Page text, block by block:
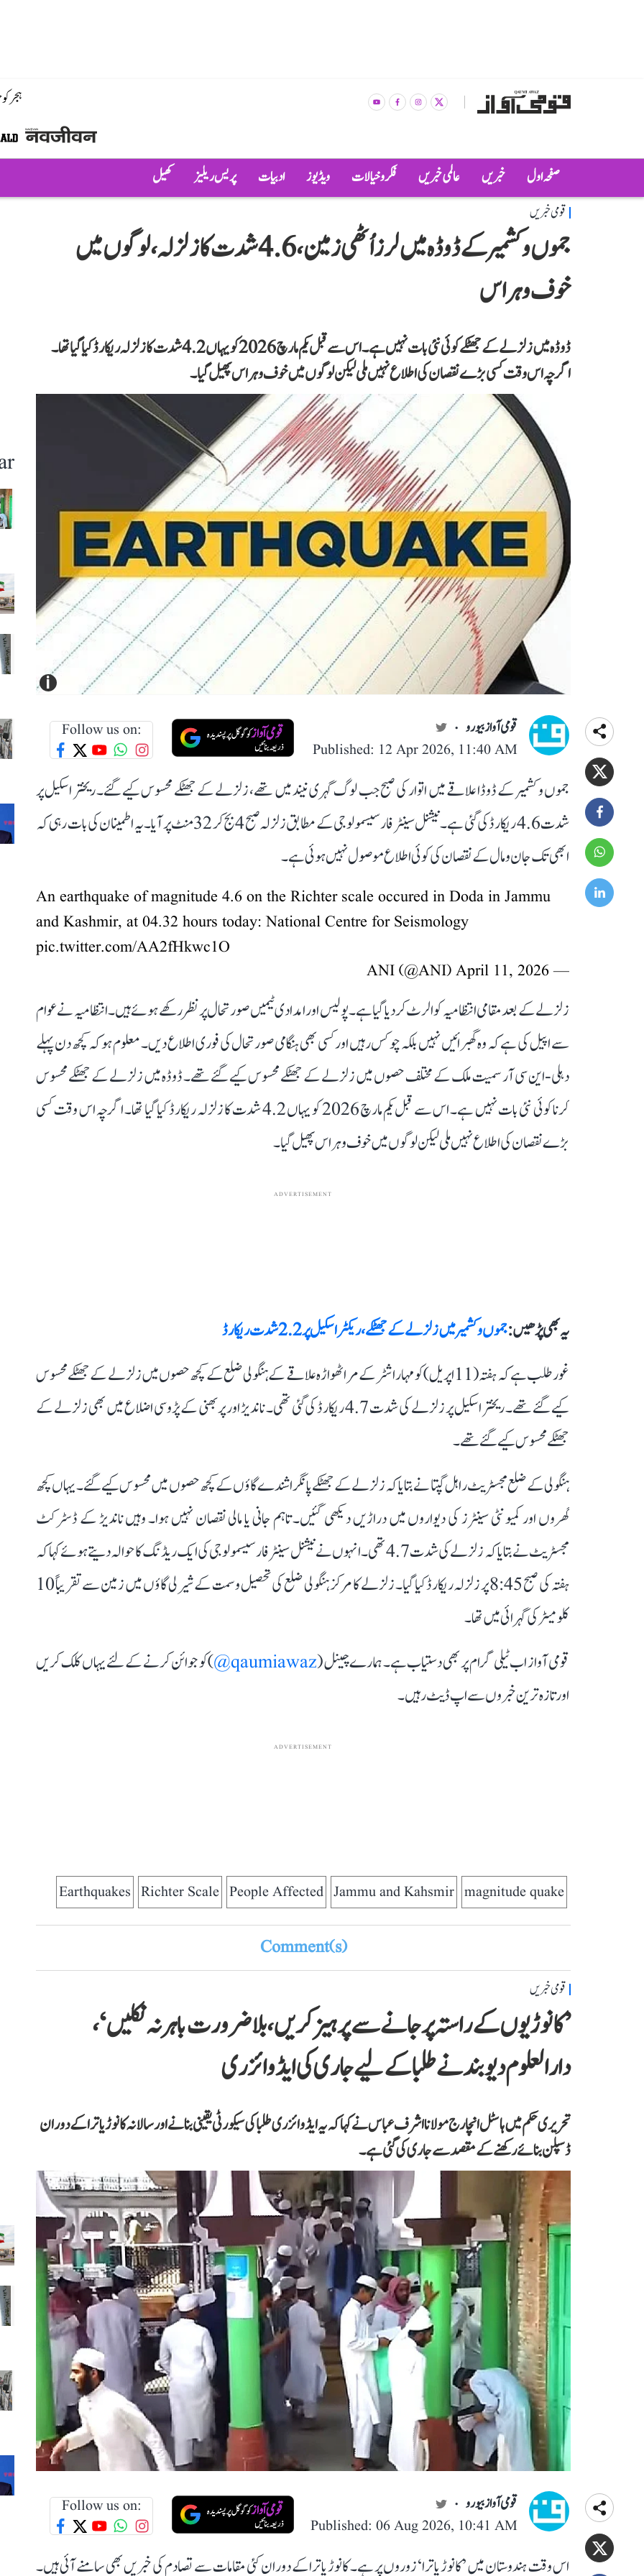
ہجر
صفحہ اول خبریں عالمی خبریں فکر و خیالات ویڈیوز ادبیات پریس ریلیز کھیل
قومی خبریں
جموں وکشمیر کے ڈوڈہ میں لرز اُٹھی زمین، 4.6 شدت کا زلزلہ، لوگوں میں
خوف وہراس
ڈوڈہ میں زلزلے کے جھٹکے کوئی نئی بات نہیں ہے۔ اس سے قبل یکم مارچ 2026 کو یہاں 4.2 شدت کا زلزلہ ریکارڈ کیا گیا تھا۔
اگرچہ اس وقت کسی بڑے نقصان کی اطلاع نہیں ملی لیکن لوگوں میں خوف وہراس پھیل گیا۔
i
قومی آواز بیورو
Published: 12 Apr 2026, 11:40 AM
Follow us on:
جموں و کشمیر کے ڈوڈا علاقے میں اتوار کی صبح جب لوگ گہری نیند میں تھے، زلزلے کے جھٹکے محسوس کیے گئے۔ ریختر اسکیل پر
شدت 4.6 ریکارڈ کی گئی ہے۔ نیشنل سینٹر فار سیسمولوجی کے مطابق زلزلہ صبح 4 بج کر 32 منٹ پر آیا۔ یہ اطمینان کی بات رہی کہ
ابھی تک جان و مال کے نقصان کی کوئی اطلاع موصول نہیں ہوئی ہے۔
An earthquake of magnitude 4.6 on the Richter scale occured in Doda in Jammu
and Kashmir, at 04.32 hours today: National Centre for Seismology
pic.twitter.com/AA2fHkwc1O
— ANI (@ANI)
April 11, 2026
زلزلے کے بعد مقامی انتظامیہ کو الرٹ کر دیا گیا ہے۔ پولیس اور امدادی ٹیمیں صورتحال پر نظر رکھے ہوئے ہیں۔ انتظامیہ نے عوام
سے اپیل کی ہے کہ وہ گھبرائیں نہیں بلکہ چوکس رہیں اور کسی بھی ہنگامی صورتحال کی فوری اطلاع دیں۔ معلوم ہو کہ کچھ دن پہلے
دہلی-این سی آر سمیت ملک کے مختلف حصوں میں زلزلے کے جھٹکے محسوس کیے گئے تھے۔ ڈوڈہ میں زلزلے کے جھٹکے محسوس
کرنا کوئی نئی بات نہیں ہے۔ اس سے قبل یکم مارچ 2026 کو یہاں 4.2 شدت کا زلزلہ ریکارڈ کیا گیا تھا۔ اگرچہ اس وقت کسی
بڑے نقصان کی اطلاع نہیں ملی لیکن لوگوں میں خوف وہراس پھیل گیا۔
ADVERTISEMENT
یہ بھی پڑھیں :جموں و کشمیر میں زلزلے کے جھٹکے، ریکٹر اسکیل پر 2.2 شدت ریکارڈ
غورطلب ہے کہ ہفتہ (11 اپریل) کو مہاراشٹر کے مراٹھواڑہ علاقے کے ہنگولی ضلع کے کچھ حصوں میں زلزلے کے جھٹکے محسوس
کیے گئے تھے۔ ریختر اسکیل پر زلزلے کی شدت 4.7 ریکارڈ کی گئی تھی۔ ناندیڑ اور پربھنی کے پڑوسی اضلاع میں بھی زلزلے کے
جھٹکے محسوس کیے گئے تھے۔
ہنگولی کے ضلع مجسٹریٹ راہل گپتا نے بتایا کہ زلزلے کے جھٹکے پانگرا شندے گاؤں کے کچھ حصوں میں محسوس کیے گئے۔ یہاں کچھ
گھروں اور کمیونٹی سینٹرز کی دیواروں میں دراڑیں دیکھی گئیں۔ تاہم جانی یا مالی نقصان نہیں ہوا۔ وہیں ناندیڑ کے ڈسٹرکٹ
مجسٹریٹ نے بتایا کہ زلزلے کی شدت 4.7 تھی۔ انہوں نے نیشنل سینٹر فار سیسمولوجی کی ایک ریڈنگ کا حوالہ دیتے ہوئے کہا کہ
ہفتہ کی صبح 8:45 پر زلزلہ ریکارڈ کیا گیا۔ زلزلے کا مرکز ہنگولی ضلع کی تحصیل وسمت کے شیرلی گاؤں میں زمین سے تقریباً 10
کلومیٹر کی گہرائی میں تھا۔
قومی آواز اب ٹیلی گرام پر بھی دستیاب ہے۔ ہمارے چینل (qaumiawaz@
) کو جوائن کرنے کے لئے یہاں کلک کریں
اور تازہ ترین خبروں سے اپ ڈیٹ رہیں۔
ADVERTISEMENT
magnitude quake
Jammu and Kahsmir
People Affected
Richter Scale
Earthquakes
Comment(s)
قومی خبریں
’کانوڑیوں کے راستہ پر جانے سے پرہیز کریں، بلاضرورت باہر نہ نکلیں‘،
دارالعلوم دیوبند نے طلبا کے لیے جاری کی ایڈوائزری
تحریری حکم میں ہاسٹل انچارج مولانا اشرف عباس نے کہا کہ یہ ایڈوائزری طلبا کی سیکورٹی یقینی بنانے اور سالانہ کانوڑ یاترا کے دوران
ڈسپلن بنائے رکھنے کے مقصد سے جاری کی گئی ہے۔
قومی آواز بیورو
Published: 06 Aug 2026, 10:41 AM
Follow us on:
اس وقت ہندوستان میں ’کانوڑ یاترا‘ زوروں پر ہے۔ کانوڑ یاترا کے دوران کئی مقامات سے تصادم کی خبریں بھی سامنے آئی ہیں۔